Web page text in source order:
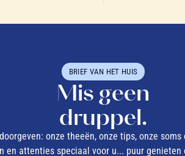
BRIEF VAN HET HUIS
Mis geen
druppel.
onze theeën, onze tips, onze soms
en attenties speciaal voor u... puur genieten